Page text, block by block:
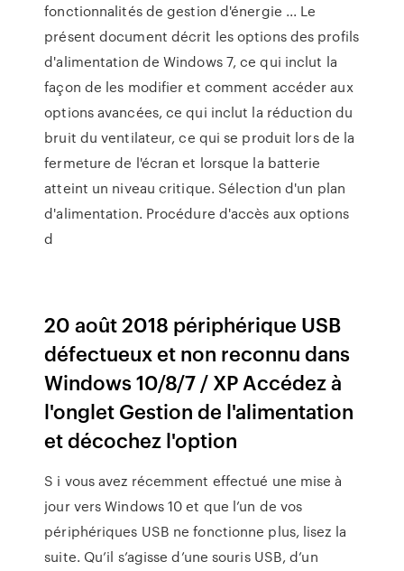
fonctionnalités de gestion d'énergie ... Le
présent document décrit les options des profils
d'alimentation de Windows 7, ce qui inclut la
façon de les modifier et comment accéder aux
options avancées, ce qui inclut la réduction du
bruit du ventilateur, ce qui se produit lors de la
fermeture de l'écran et lorsque la batterie
atteint un niveau critique. Sélection d'un plan
d'alimentation. Procédure d'accès aux options
d
20 août 2018 périphérique USB
défectueux et non reconnu dans
Windows 10/8/7 / XP Accédez à
l'onglet Gestion de l'alimentation
et décochez l'option
S i vous avez récemment effectué une mise à
jour vers Windows 10 et que l’un de vos
périphériques USB ne fonctionne plus, lisez la
suite. Qu’il s’agisse d’une souris USB, d’un